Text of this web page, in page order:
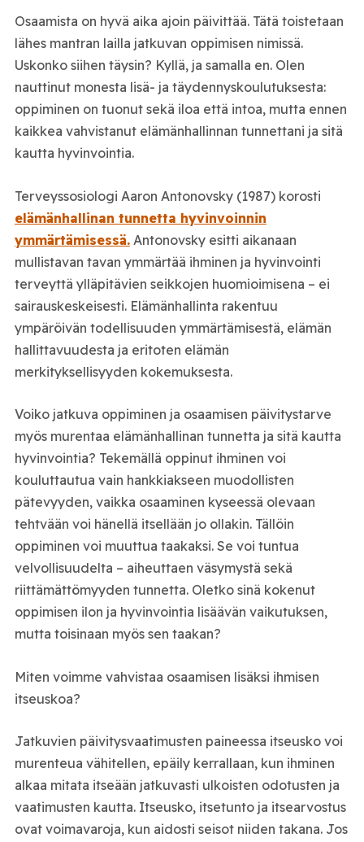
Osaamista on hyvä aika ajoin päivittää. Tätä toistetaan
lähes mantran lailla jatkuvan oppimisen nimissä.
Uskonko siihen täysin? Kyllä, ja samalla en. Olen
nauttinut monesta lisä- ja täydennyskoulutuksesta:
oppiminen on tuonut sekä iloa että intoa, mutta ennen
kaikkea vahvistanut elämänhallinnan tunnettani ja sitä
kautta hyvinvointia.
Terveyssosiologi Aaron Antonovsky (1987) korosti
elämänhallinan tunnetta hyvinvoinnin
ymmärtämisessä.Antonovsky esitti aikanaan
mullistavan tavan ymmärtää ihminen ja hyvinvointi
terveyttä ylläpitävien seikkojen huomioimisena – ei
sairauskeskeisesti. Elämänhallinta rakentuu
ympäröivän todellisuuden ymmärtämisestä, elämän
hallittavuudesta ja eritoten elämän
merkityksellisyyden kokemuksesta.
Voiko jatkuva oppiminen ja osaamisen päivitystarve
myös murentaa elämänhallinan tunnetta ja sitä kautta
hyvinvointia? Tekemällä oppinut ihminen voi
kouluttautua vain hankkiakseen muodollisten
pätevyyden, vaikka osaaminen kyseessä olevaan
tehtvään voi hänellä itsellään jo ollakin. Tällöin
oppiminen voi muuttua taakaksi. Se voi tuntua
velvollisuudelta – aiheuttaen väsymystä sekä
riittämättömyyden tunnetta. Oletko sinä kokenut
oppimisen ilon ja hyvinvointia lisäävän vaikutuksen,
mutta toisinaan myös sen taakan?
Miten voimme vahvistaa osaamisen lisäksi ihmisen
itseuskoa?
Jatkuvien päivitysvaatimusten paineessa itseusko voi
murenteua vähitellen, epäily kerrallaan, kun ihminen
alkaa mitata itseään jatkuvasti ulkoisten odotusten ja
vaatimusten kautta. Itseusko, itsetunto ja itsearvostus
ovat voimavaroja, kun aidosti seisot niiden takana. Jos